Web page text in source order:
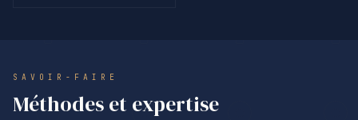
SAVOIR-FAIRE
Méthodes et expertise